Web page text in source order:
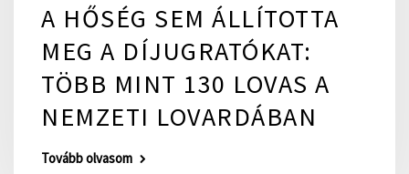
A HŐSÉG SEM ÁLLÍTOTTA
MEG A DÍJUGRATÓKAT:
TÖBB MINT 130 LOVAS A
NEMZETI LOVARDÁBAN
Tovább olvasom